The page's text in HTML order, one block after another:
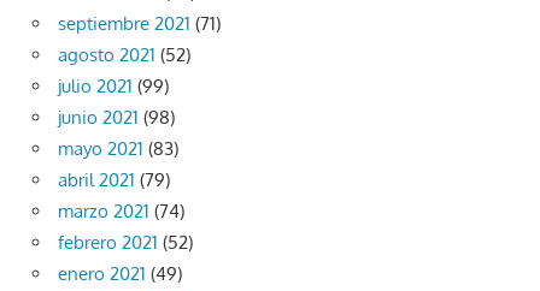
septiembre 2021 (71)
agosto 2021 (52)
julio 2021 (99)
junio 2021 (98)
mayo 2021 (83)
abril 2021 (79)
marzo 2021 (74)
febrero 2021 (52)
enero 2021 (49)